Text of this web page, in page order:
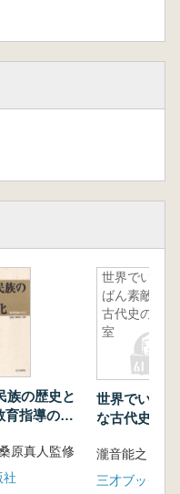
族の歴史と
育指導の手
原真人監修
社
世界でいち
ばん素敵な
古代史の教
室
世界でいち
な古代史の
瀧音能之 監修
三才ブックス